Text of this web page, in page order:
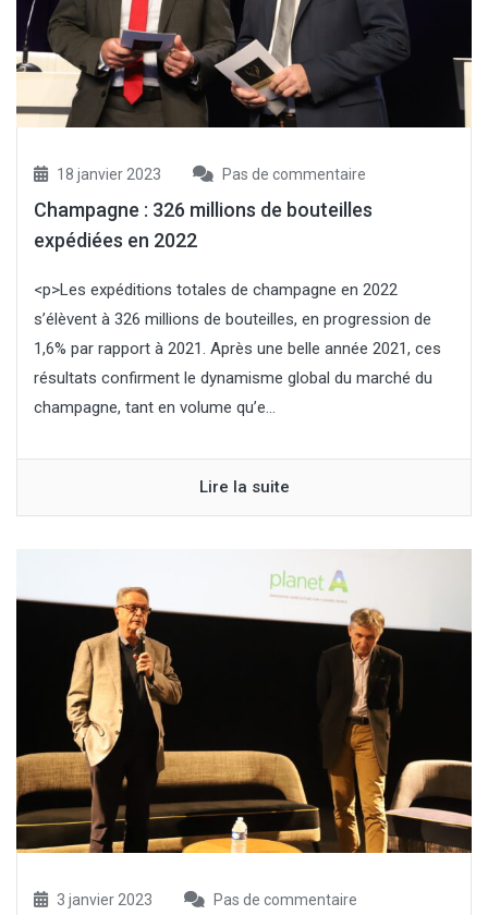
18 janvier 2023 Pas de commentaire
Champagne : 326 millions de bouteilles
expédiées en 2022
<p>Les expéditions totales de champagne en 2022
s’élèvent à 326 millions de bouteilles, en progression de
1,6% par rapport à 2021. Après une belle année 2021, ces
résultats confirment le dynamisme global du marché du
champagne, tant en volume qu’e...
Lire la suite
3 janvier 2023 Pas de commentaire